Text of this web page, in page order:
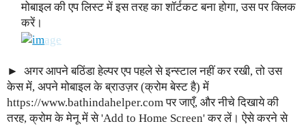
मोबाइल की एप लिस्ट में इस तरह का शॉर्टकट बना होगा, उस पर क्लिक
करें।
अगर आपने बठिंडा हेल्पर एप पहले से इन्स्टाल नहीं कर रखी, तो उस
केस में, अपने मोबाइल के ब्राउज़र (क्रोम बेस्ट है) में
https://www.bathindahelper.com पर जाएँ, और नीचे दिखाये की
तरह, क्रोम के मेनू में से 'Add to Home Screen' कर लें। ऐसे करने से